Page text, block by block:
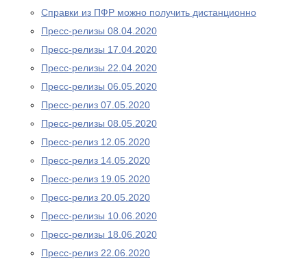
Справки из ПФР можно получить дистанционно
Пресс-релизы 08.04.2020
Пресс-релизы 17.04.2020
Пресс-релизы 22.04.2020
Пресс-релизы 06.05.2020
Пресс-релиз 07.05.2020
Пресс-релизы 08.05.2020
Пресс-релиз 12.05.2020
Пресс-релиз 14.05.2020
Пресс-релиз 19.05.2020
Пресс-релиз 20.05.2020
Пресс-релизы 10.06.2020
Пресс-релизы 18.06.2020
Пресс-релиз 22.06.2020